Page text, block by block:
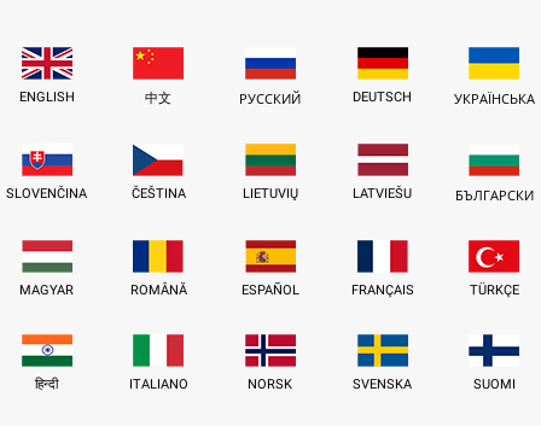
ENGLISH 中文 РУССКИЙ DEUTSCH УКРАЇНСЬКА
SLOVENČINA ČEŠTINA LIETUVIŲ LATVIEŠU БЪЛГАРСКИ
MAGYAR ROMÂNĂ ESPAÑOL FRANÇAIS TÜRKÇE
हिन्दी ITALIANO NORSK SVENSKA SUOMI